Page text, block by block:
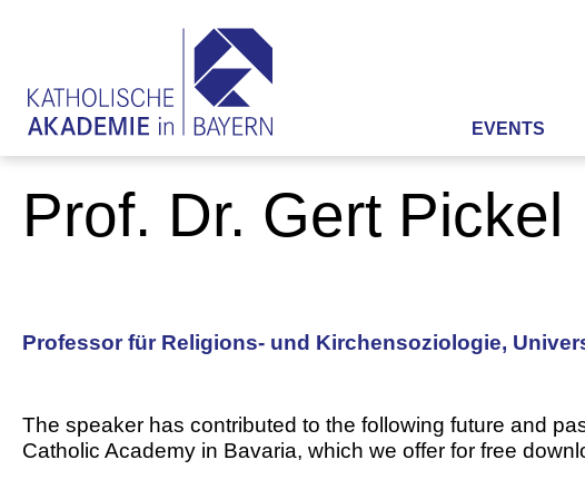
EVENTS
Prof. Dr. Gert Pickel
Professor für Religions- und Kirchensoziologie,
The speaker has contributed to the following future and
Catholic Academy in Bavaria, which we offer for free